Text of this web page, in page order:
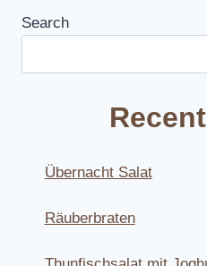
Search
Übernacht Salat
Räuberbraten